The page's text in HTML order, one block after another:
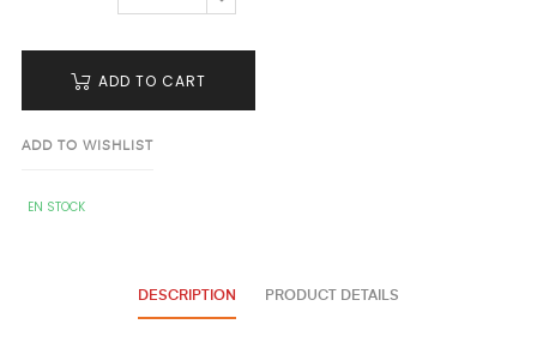
ADD TO CART
ADD TO WISHLIST
EN STOCK
DESCRIPTION PRODUCT DETAILS